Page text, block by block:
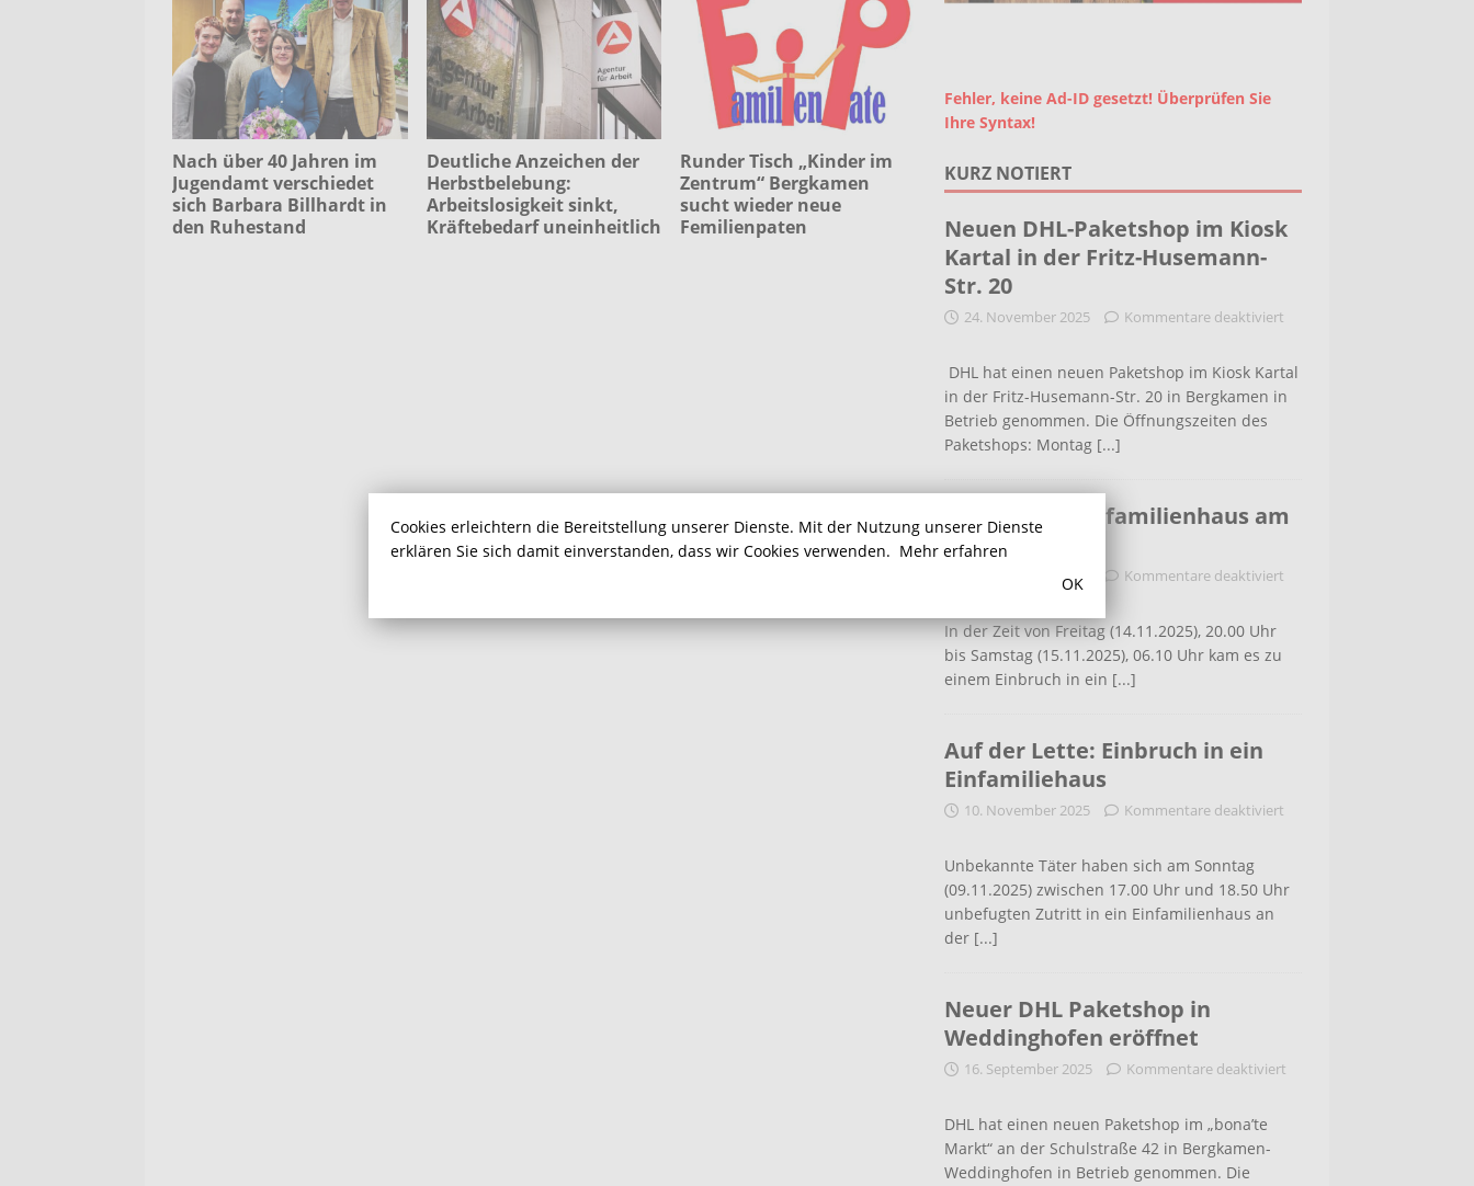
Nach über 40 Jahren im
Jugendamt verschiedet
sich Barbara Billhardt in
den Ruhestand
Deutliche Anzeichen der
Herbstbelebung:
Arbeitslosigkeit sinkt,
Kräftebedarf uneinheitlich
Runder Tisch „Kinder im
Zentrum“ Bergkamen
sucht wieder neue
Femilienpaten
Fehler, keine Ad-ID gesetzt! Überprüfen Sie
Ihre Syntax!
KURZ NOTIERT
Neuen DHL-Paketshop im Kiosk
Kartal in der Fritz-Husemann-
Str. 20
24. November 2025 Kommentare deaktiviert
DHL hat einen neuen Paketshop im Kiosk Kartal
in der Fritz-Husemann-Str. 20 in Bergkamen in
Betrieb genommen. Die Öffnungszeiten des
Paketshops: Montag [...]
Einbruch in Einfamilienhaus am
Haldenweg
16. November 2025 Kommentare deaktiviert
In der Zeit von Freitag (14.11.2025), 20.00 Uhr
bis Samstag (15.11.2025), 06.10 Uhr kam es zu
einem Einbruch in ein [...]
Auf der Lette: Einbruch in ein
Einfamiliehaus
10. November 2025 Kommentare deaktiviert
Unbekannte Täter haben sich am Sonntag
(09.11.2025) zwischen 17.00 Uhr und 18.50 Uhr
unbefugten Zutritt in ein Einfamilienhaus an
der [...]
Neuer DHL Paketshop in
Weddinghofen eröffnet
16. September 2025 Kommentare deaktiviert
DHL hat einen neuen Paketshop im „bona’te
Markt“ an der Schulstraße 42 in Bergkamen-
Weddinghofen in Betrieb genommen. Die
Cookies erleichtern die Bereitstellung unserer Dienste. Mit der Nutzung unserer Dienste
erklären Sie sich damit einverstanden, dass wir Cookies verwenden. Mehr erfahren
OK